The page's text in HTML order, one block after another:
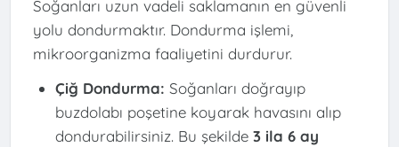
Soğanları uzun vadeli saklamanın en güvenli
yolu dondurmaktır. Dondurma işlemi,
mikroorganizma faaliyetini durdurur.
Çiğ Dondurma: Soğanları doğrayıp
buzdolabı poşetine koyarak havasını alıp
dondurabilirsiniz. Bu şekilde 3 ila 6 ay